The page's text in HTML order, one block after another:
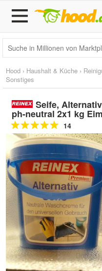
Hood › Haushalt & Küche ›
Sonstiges
Seife,
ph-neutral 2x1 kg
14
Doppelt